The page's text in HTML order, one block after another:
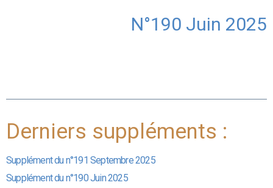
N°190 Juin 2025
Derniers suppléments :
Supplément du n°191 Septembre 2025
Supplément du n°190 Juin 2025